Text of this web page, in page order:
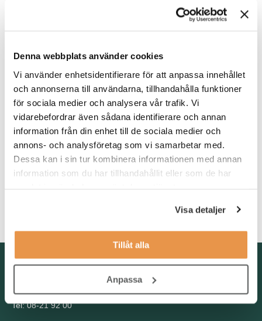
Denna webbplats använder cookies
Vi använder enhetsidentifierare för att anpassa innehållet
och annonserna till användarna, tillhandahålla funktioner
för sociala medier och analysera vår trafik. Vi
vidarebefordrar även sådana identifierare och annan
information från din enhet till de sociala medier och
annons- och analysföretag som vi samarbetar med.
Dessa kan i sin tur kombinera informationen med annan
information som du har tillhandahållit eller som de har
Visa detaljer
Tillåt alla
Anpassa
liknande arbetsuppgifter som ekonomiassistent. Du har vana att
arbeta med periodiseringar och kontering av fakturor. Det är ett
och framför allt Excel, där pivottabell och vlockup kunskaper
krävs.
Meriterande systemkunskaper: Navision och/eller SAP samt
Palette.
Som person är du strukturerad, noggrann och har en god
samarbetsförmåga. Du är lyhörd och tar ansvar för dina
arbetsuppgifter.
Kontakta oss
info@tng.se
Tel: 08-21 92 00